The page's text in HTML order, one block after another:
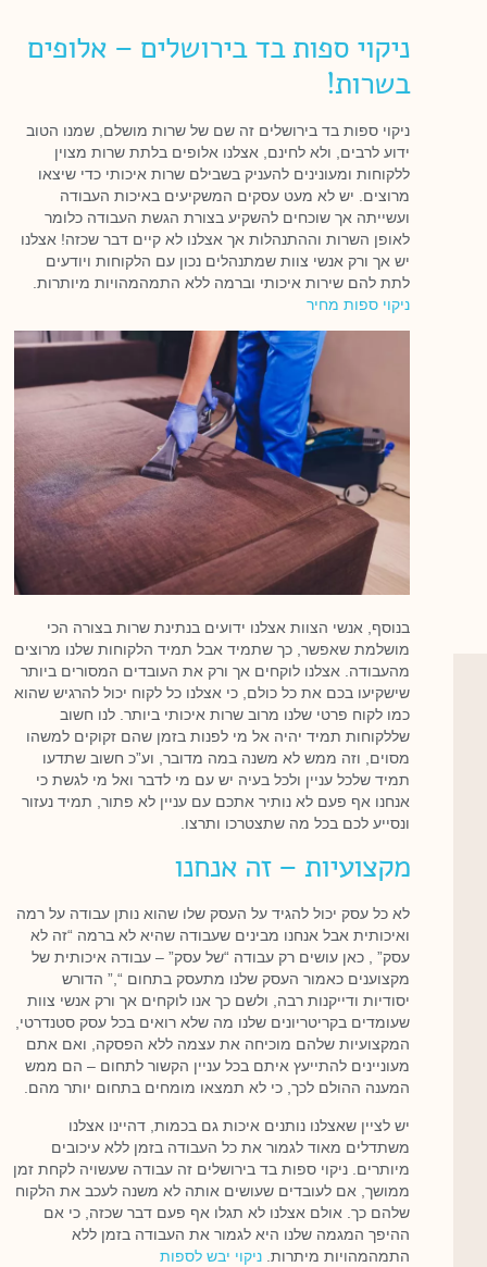
ניקוי ספות בד בירושלים – אלופים
בשרות!
ניקוי ספות בד בירושלים זה שם של שרות מושלם, שמנו הטוב
ידוע לרבים, ולא לחינם, אצלנו אלופים בלתת שרות מצוין
ללקוחות ומעונינים להעניק בשבילם שרות איכותי כדי שיצאו
מרוצים. יש לא מעט עסקים המשקיעים באיכות העבודה
ועשייתה אך שוכחים להשקיע בצורת הגשת העבודה כלומר
לאופן השרות וההתנהלות אך אצלנו לא קיים דבר שכזה! אצלנו
יש אך ורק אנשי צוות שמתנהלים נכון עם הלקוחות ויודעים
לתת להם שירות איכותי וברמה ללא התמהמהויות מיותרות.
ניקוי ספות מחיר
בנוסף, אנשי הצוות אצלנו ידועים בנתינת שרות בצורה הכי
מושלמת שאפשר, כך שתמיד אבל תמיד הלקוחות שלנו מרוצים
מהעבודה. אצלנו לוקחים אך ורק את העובדים המסורים ביותר
שישקיעו בכם את כל כולם, כי אצלנו כל לקוח יכול להרגיש שהוא
כמו לקוח פרטי שלנו מרוב שרות איכותי ביותר. לנו חשוב
שללקוחות תמיד יהיה אל מי לפנות בזמן שהם זקוקים למשהו
מסוים, וזה ממש לא משנה במה מדובר, וע”כ חשוב שתדעו
תמיד שלכל עניין ולכל בעיה יש עם מי לדבר ואל מי לגשת כי
אנחנו אף פעם לא נותיר אתכם עם עניין לא פתור, תמיד נעזור
ונסייע לכם בכל מה שתצטרכו ותרצו.
מקצועיות – זה אנחנו
לא כל עסק יכול להגיד על העסק שלו שהוא נותן עבודה על רמה
ואיכותית אבל אנחנו מבינים שעבודה שהיא לא ברמה “זה לא
עסק” , כאן עושים רק עבודה “של עסק” – עבודה איכותית של
מקצוענים כאמור העסק שלנו מתעסק בתחום “,” הדורש
יסודיות ודייקנות רבה, ולשם כך אנו לוקחים אך ורק אנשי צוות
שעומדים בקריטריונים שלנו מה שלא רואים בכל עסק סטנדרטי,
המקצועיות שלהם מוכיחה את עצמה ללא הפסקה, ואם אתם
מעוניינים להתייעץ איתם בכל עניין הקשור לתחום – הם ממש
המענה ההולם לכך, כי לא תמצאו מומחים בתחום יותר מהם.
יש לציין שאצלנו נותנים איכות גם בכמות, דהיינו אצלנו
משתדלים מאוד לגמור את כל העבודה בזמן ללא עיכובים
מיותרים. ניקוי ספות בד בירושלים זה עבודה שעשויה לקחת זמן
ממושך, אם לעובדים שעושים אותה לא משנה לעכב את הלקוח
שלהם כך. אולם אצלנו לא תגלו אף פעם דבר שכזה, כי אם
ההיפך המגמה שלנו היא לגמור את העבודה בזמן ללא
התמהמהויות מיתרות. ניקוי יבש לספות